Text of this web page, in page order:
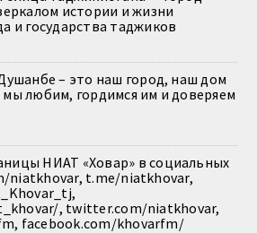
истории и жизни
и государства таджиков
– это наш город, наш дом
любим, гордимся им и доверяем
НИАТ «Ховар» в социальных
niatkhovar, t.me/niatkhovar,
, twitter.com/niatkhovar,
facebook.com/khovarfm/